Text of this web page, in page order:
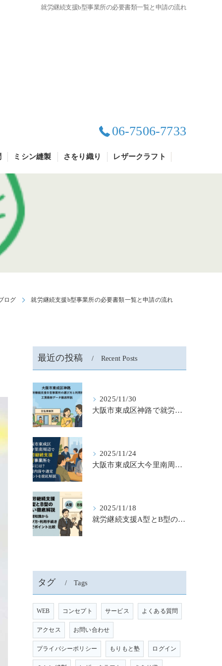
就労継続支援b型事業所の必要書類一覧と申請の流れ
06-7506-7733
ミシン縫製 さをり織り レザークラフト
ログ 就労継続支援b型事業所の必要書類一覧と申請の流れ
最近の投稿 Recent Posts
2025/11/30
大阪市東成区神路で就労継続支援b型事業所の選び方と利用料金・工賃最新データ徹底解説
2025/11/24
大阪市東成区大今里南周辺で就労継続支援b型事業所を選ぶには？支援内容や選定ポイントを徹底解説
2025/11/18
就労継続支援A型とB型の違いを徹底解説｜基礎知識から選び・利用手続きまでポイント比較
タグ Tags
WEB コンセプト サービス よくある質問
アクセス お問い合わせ
プライバシーポリシー もりもと塾 ログイン